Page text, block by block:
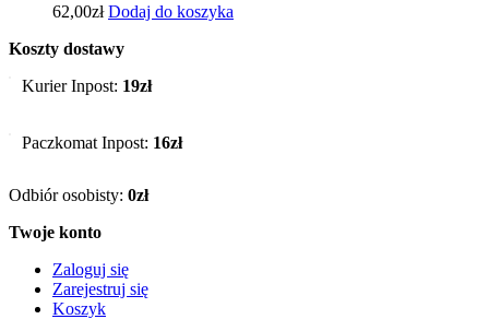
62,00zł Dodaj do koszyka
Koszty dostawy
Kurier Inpost: 19zł
Paczkomat Inpost: 16zł
Odbiór osobisty: 0zł
Twoje konto
Zaloguj się
Zarejestruj się
Koszyk